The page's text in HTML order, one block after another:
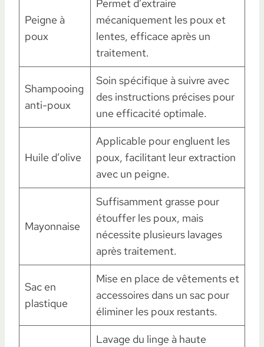
Peigne à
poux
Permet d’extraire
mécaniquement les poux et
lentes, efficace après un
traitement.
Shampooing
anti-poux
Soin spécifique à suivre avec
des instructions précises pour
une efficacité optimale.
Huile d’olive
Applicable pour engluent les
poux, facilitant leur extraction
avec un peigne.
Mayonnaise
Suffisamment grasse pour
étouffer les poux, mais
nécessite plusieurs lavages
après traitement.
Sac en
plastique
Mise en place de vêtements et
accessoires dans un sac pour
éliminer les poux restants.
Lavage du linge à haute